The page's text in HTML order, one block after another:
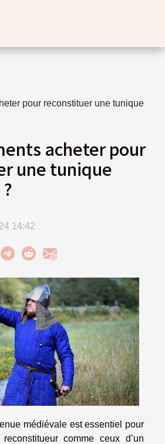
pour reconstituer une tunique
acheter pour
une tunique
14:42
médiévale est essentiel pour
comme ceux d’un